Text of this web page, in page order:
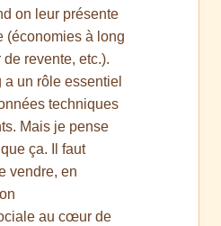
on leur présente
(économies à long
revente, etc.).
un rôle essentiel
techniques
Mais je pense
ça. Il faut
vendre, en
au cœur de